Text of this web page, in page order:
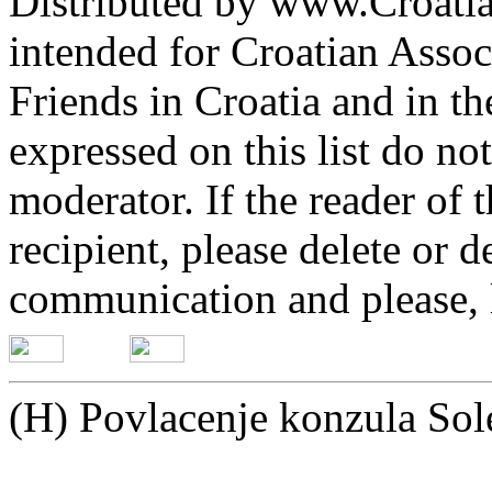
intended for Croatian
Friends in Croatia and in
expressed on this list do
moderator. If the reader of
recipient, please delete or
communication and
(H) Povlacenje konzula